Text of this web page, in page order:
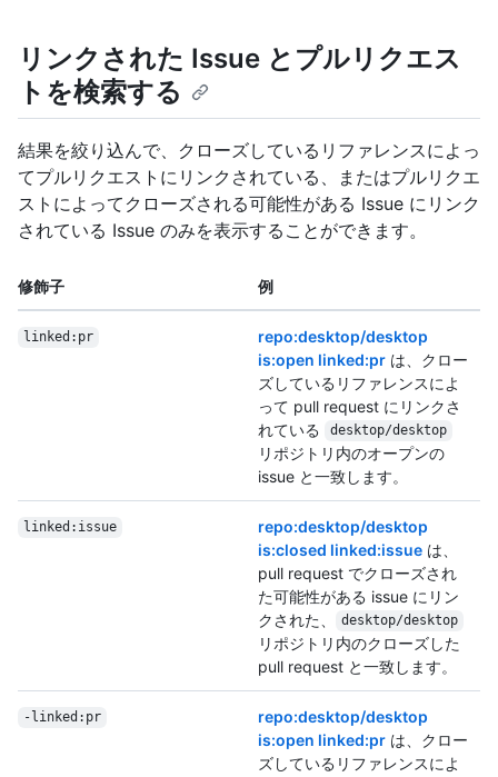
リンクされた Issue とプルリクエス
トを検索する
結果を絞り込んで、クローズしているリファレンスによっ
てプルリクエストにリンクされている、またはプルリクエ
ストによってクローズされる可能性がある Issue にリンク
されている Issue のみを表示することができます。
修飾子 例
linked:pr
repo:desktop/desktop
is:open linked:pr は、クロー
ズしているリファレンスによ
って pull request にリンクさ
れている
desktop/desktop
リポジトリ内のオープンの
issue と一致します。
linked:issue
repo:desktop/desktop
is:closed linked:issue は、
pull request でクローズされ
た可能性がある issue にリン
クされた、
desktop/desktop
リポジトリ内のクローズした
pull request と一致します。
-linked:pr
repo:desktop/desktop
is:open linked:pr は、クロー
ズしているリファレンスによ